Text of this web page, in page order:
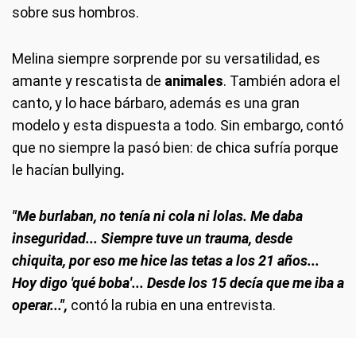
sobre sus hombros.
Melina siempre sorprende por su versatilidad, es
amante y rescatista de animales. También adora el
canto, y lo hace bárbaro, además es una gran
modelo y esta dispuesta a todo. Sin embargo, contó
que no siempre la pasó bien: de chica sufría porque
le hacían bullying.
"Me burlaban, no tenía ni cola ni lolas. Me daba
inseguridad... Siempre tuve un trauma, desde
chiquita, por eso me hice las tetas a los 21 años...
Hoy digo 'qué boba'... Desde los 15 decía que me iba a
operar...", contó la rubia en una entrevista.